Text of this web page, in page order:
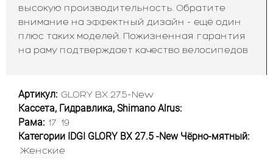
высокую производительность. Обратите
внимание на эффектный дизайн - ещё один
плюс таких моделей. Пожизненная гарантия
на раму подтверждает качество велосипедов
Артикул: GLORY BX 27.5-New
Кассета, Гидравлика, Shimano Alrus:
Рама: 17 19
Категории IDGI GLORY BX 27.5 -New Чёрно-мятный:
Женские